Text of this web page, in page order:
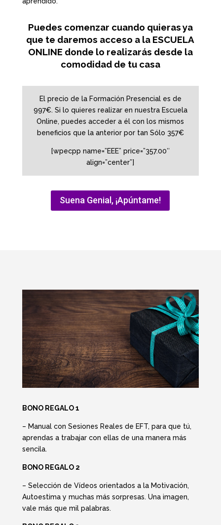
Puedes comenzar cuando quieras ya
que te daremos acceso a la ESCUELA
ONLINE donde lo realizarás desde la
comodidad de tu casa
El precio de la Formación Presencial es de
997€. Si lo quieres realizar en nuestra Escuela
Online, puedes acceder a él con los mismos
beneficios que la anterior por tan Sólo 357€
[wpecpp name=”EEE” price=”357.00″
align=”center”]
Suena Genial, ¡Apúntame!
BONO REGALO 1
– Manual con Sesiones Reales de EFT, para que tú,
aprendas a trabajar con ellas de una manera más
sencila.
BONO REGALO 2
– Selección de Vídeos orientados a la Motivación,
Autoestima y muchas más sorpresas. Una imagen,
vale más que mil palabras.